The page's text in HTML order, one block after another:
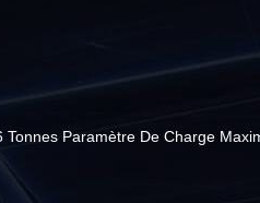
Paramètre De Charge